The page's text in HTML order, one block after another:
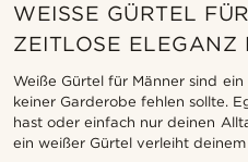
WEISSE GÜRTEL FÜR
EITLOSE ELEGANZ
Weiße Gürtel für Männer sind ein
keiner Garderobe fehlen sollte.
hast oder einfach nur deinen
ein weißer Gürtel verleiht